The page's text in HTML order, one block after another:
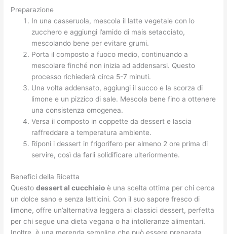
Preparazione
In una casseruola, mescola il latte vegetale con lo
zucchero e aggiungi l’amido di mais setacciato,
mescolando bene per evitare grumi.
Porta il composto a fuoco medio, continuando a
mescolare finché non inizia ad addensarsi. Questo
processo richiederà circa 5-7 minuti.
Una volta addensato, aggiungi il succo e la scorza di
limone e un pizzico di sale. Mescola bene fino a ottenere
una consistenza omogenea.
Versa il composto in coppette da dessert e lascia
raffreddare a temperatura ambiente.
Riponi i dessert in frigorifero per almeno 2 ore prima di
servire, così da farli solidificare ulteriormente.
Benefici della Ricetta
Questodessert al cucchiaio è una scelta ottima per chi cerca
un dolce sano e senza latticini. Con il suo sapore fresco di
limone, offre un’alternativa leggera ai classici dessert, perfetta
per chi segue una dieta vegana o ha intolleranze alimentari.